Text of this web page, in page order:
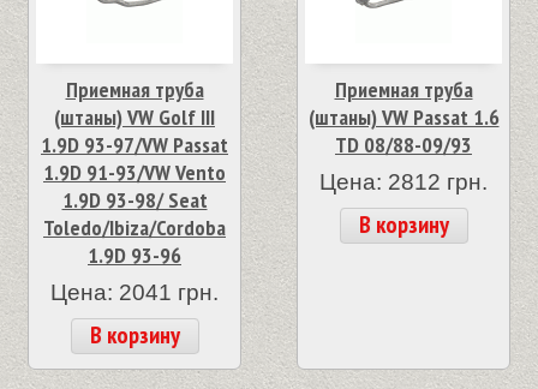
Приемная труба
(штаны) VW Golf III
1.9D 93-97/VW Passat
1.9D 91-93/VW Vento
1.9D 93-98/ Seat
Toledo/Ibiza/Cordoba
1.9D 93-96
Цена: 2041 грн.
В корзину
Приемная труба
(штаны) VW Passat 1.6
TD 08/88-09/93
Цена: 2812 грн.
В корзину